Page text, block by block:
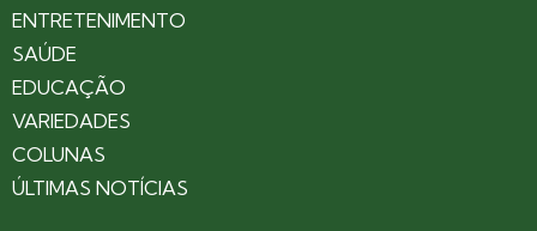
ENTRETENIMENTO
SAÚDE
EDUCAÇÃO
VARIEDADES
COLUNAS
ÚLTIMAS NOTÍCIAS